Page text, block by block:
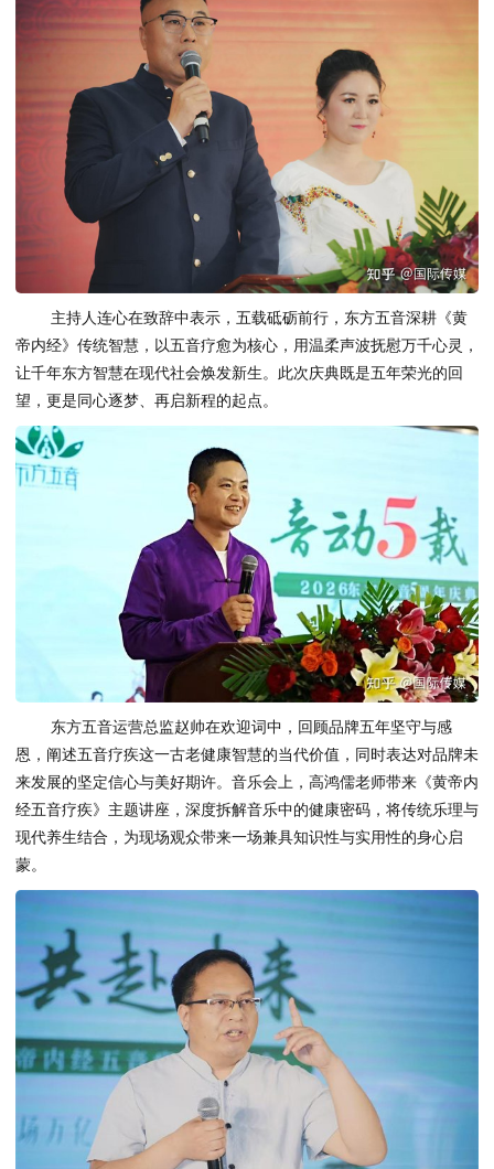
主持人连心在致辞中表示，五载砥砺前行，东方五音深耕《黄
帝内经》传统智慧，以五音疗愈为核心，用温柔声波抚慰万千心灵，
让千年东方智慧在现代社会焕发新生。此次庆典既是五年荣光的回
望，更是同心逐梦、再启新程的起点。
东方五音运营总监赵帅在欢迎词中，回顾品牌五年坚守与感
恩，阐述五音疗疾这一古老健康智慧的当代价值，同时表达对品牌未
来发展的坚定信心与美好期许。音乐会上，高鸿儒老师带来《黄帝内
经五音疗疾》主题讲座，深度拆解音乐中的健康密码，将传统乐理与
现代养生结合，为现场观众带来一场兼具知识性与实用性的身心启
蒙。